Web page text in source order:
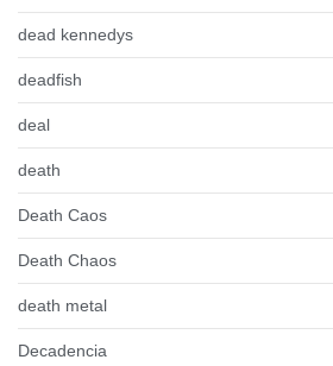
dead kennedys
deadfish
deal
death
Death Caos
Death Chaos
death metal
Decadencia